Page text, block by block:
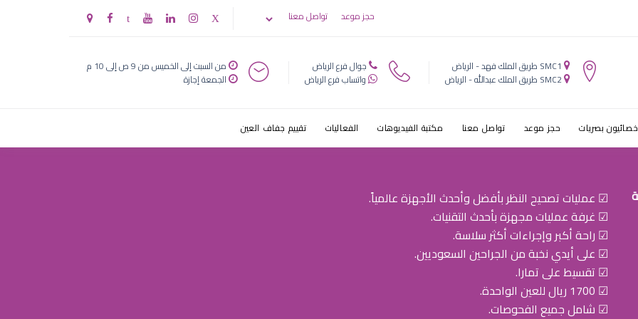
في العين في الظلام
حجز موعد تواصل معنا
SMC1 طريق الملك فهد - الرياض
SMC2 طريق الملك عبدالله - الرياض
جوال فرع الرياض
واتساب فرع الرياض
من السبت إلى الخميس من 9 ص إلى 10 م
الجمعة إجازة
بصريات حجز موعد تواصل معنا مكتبة الفيديوهات الفعاليات تقييم جفاف العين
☑ عمليات تصحيح النظر بأفضل وأحدث الأجهزة عالمياً.
☑ غرفة عمليات مجهزة بأحدث التقنيات.
☑ راحة أكبر وإجراءات أكثر سلاسة.
☑ على أيدي نخبة من الجراحين السعوديين.
☑ تقسيط على تمارا.
☑ 1700 ريال للعين الواحدة.
☑ شامل جميع الفحوصات.